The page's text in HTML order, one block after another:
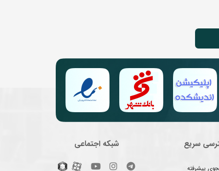
سریع
پیشرفته
شبکه اجتماعی